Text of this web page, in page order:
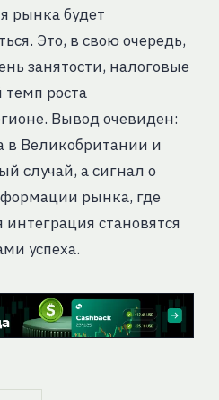
рынка будет
Это, в свою очередь,
занятости, налоговые
роста
Вывод очевиден:
в Великобритании и
случай, а сигнал о
рынка, где
становятся
успеха.